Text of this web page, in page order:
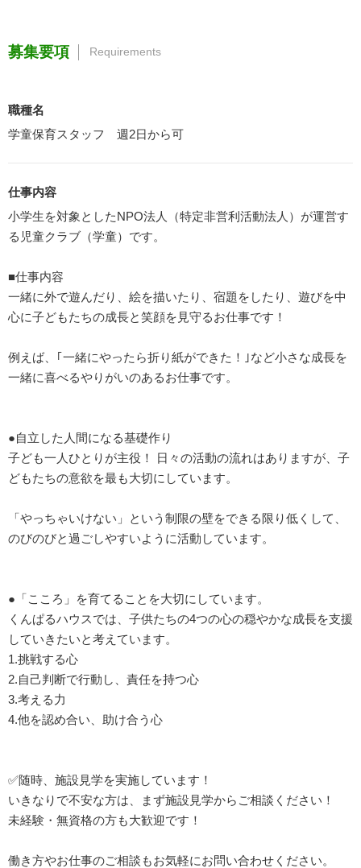
募集要項 Requirements
職種名
学童保育スタッフ 週2日から可
仕事内容
小学生を対象としたNPO法人（特定非営利活動法人）が運営す
る児童クラブ（学童）です。
■仕事内容
一緒に外で遊んだり、絵を描いたり、宿題をしたり、遊びを中
心に子どもたちの成長と笑顔を見守るお仕事です！
例えば、｢一緒にやったら折り紙ができた！｣など小さな成長を
一緒に喜べるやりがいのあるお仕事です。
●自立した人間になる基礎作り
子ども一人ひとりが主役！ 日々の活動の流れはありますが、子
どもたちの意欲を最も大切にしています。
「やっちゃいけない」という制限の壁をできる限り低くして、
のびのびと過ごしやすいように活動しています。
●「こころ」を育てることを大切にしています。
くんぱるハウスでは、子供たちの4つの心の穏やかな成長を支援
していきたいと考えています。
1.挑戦する心
2.自己判断で行動し、責任を持つ心
3.考える力
4.他を認め合い、助け合う心
✅随時、施設見学を実施しています！
いきなりで不安な方は、まず施設見学からご相談ください！
未経験・無資格の方も大歓迎です！
働き方やお仕事のご相談もお気軽にお問い合わせください。